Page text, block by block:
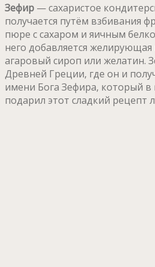
Зефир — сахаристое
получается путём взбивания
пюре с сахаром и яичным
него добавляется желирующая
агаровый сироп или желатин.
Древней Греции, где он и
имени Бога Зефира, который в
подарил этот сладкий рецепт